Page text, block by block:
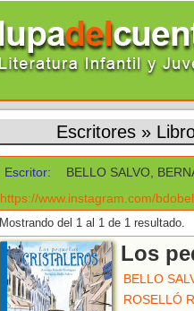
Escritores »
Escritor:
BELLO SALVO,
https://www.instagram.com/
Mostrando del 1 al 1 de 1 resultado.
Los
BELLO
ROSELLÓ